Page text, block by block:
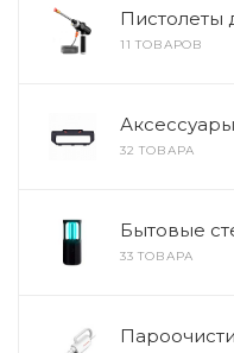
Пистолеты
11 ТОВАРОВ
32 ТОВАРА
Бытовые
33 ТОВАРА